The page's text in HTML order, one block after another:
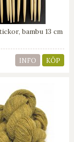
bambu 13 cm
INFO KÖP